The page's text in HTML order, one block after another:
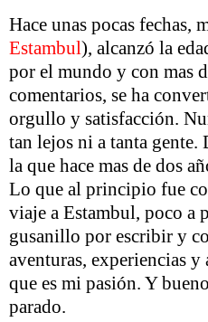
Hace unas pocas fechas,
Estambul), alcanzó la
por el mundo y con mas
comentarios, se ha
orgullo y satisfacción.
tan lejos ni a tanta gente.
la que hace mas de dos
Lo que al principio fue
viaje a Estambul, poco a
gusanillo por escribir y
aventuras, experiencias y
que es mi pasión. Y
parado.